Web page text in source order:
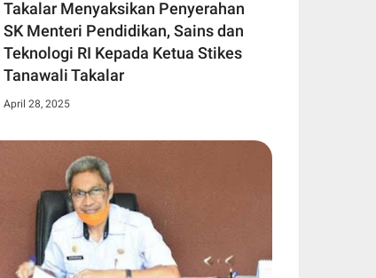
Takalar Menyaksikan Penyerahan
SK Menteri Pendidikan, Sains dan
Teknologi RI Kepada Ketua Stikes
Tanawali Takalar
April 28, 2025